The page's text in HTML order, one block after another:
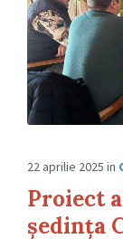
22 aprilie 2025 in
Proiect
ședința